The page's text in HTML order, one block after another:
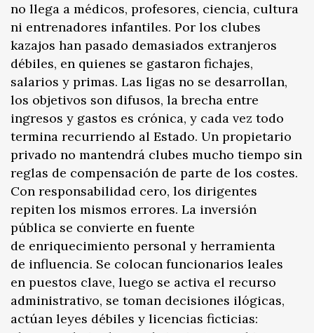
no llega a médicos, profesores, ciencia, cultura
ni entrenadores infantiles. Por los clubes
kazajos han pasado demasiados extranjeros
débiles, en quienes se gastaron fichajes,
salarios y primas. Las ligas no se desarrollan,
los objetivos son difusos, la brecha entre
ingresos y gastos es crónica, y cada vez todo
termina recurriendo al Estado. Un propietario
privado no mantendrá clubes mucho tiempo sin
reglas de compensación de parte de los costes.
Con responsabilidad cero, los dirigentes
repiten los mismos errores. La inversión
pública se convierte en fuente
de enriquecimiento personal y herramienta
de influencia. Se colocan funcionarios leales
en puestos clave, luego se activa el recurso
administrativo, se toman decisiones ilógicas,
actúan leyes débiles y licencias ficticias: